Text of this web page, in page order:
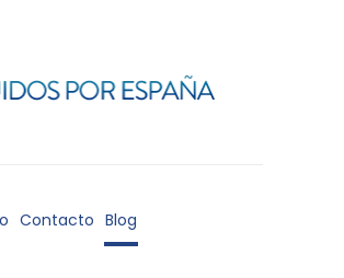
Contacto Blog